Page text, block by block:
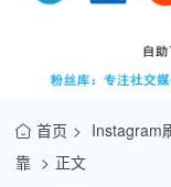
首页
Instagram
靠
正文